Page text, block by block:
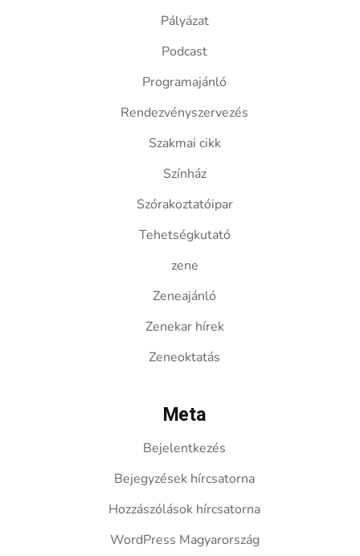
Pályázat
Podcast
Programajánló
Rendezvényszervezés
Szakmai cikk
Színház
Szórakoztatóipar
Tehetségkutató
zene
Zeneajánló
Zenekar hírek
Zeneoktatás
Meta
Bejelentkezés
Bejegyzések hírcsatorna
Hozzászólások hírcsatorna
WordPress Magyarország